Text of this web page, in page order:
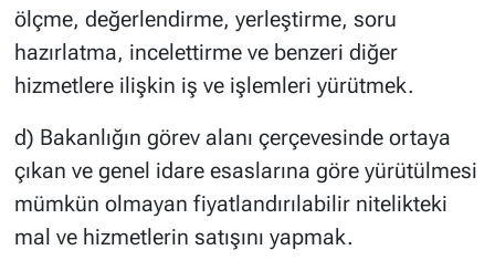
ölçme, değerlendirme, yerleştirme, soru
hazırlatma, incelettirme ve benzeri diğer
hizmetlere ilişkin iş ve işlemleri yürütmek.
d) Bakanlığın görev alanı çerçevesinde ortaya
çıkan ve genel idare esaslarına göre yürütülmesi
mümkün olmayan fiyatlandırılabilir nitelikteki
mal ve hizmetlerin satışını yapmak.